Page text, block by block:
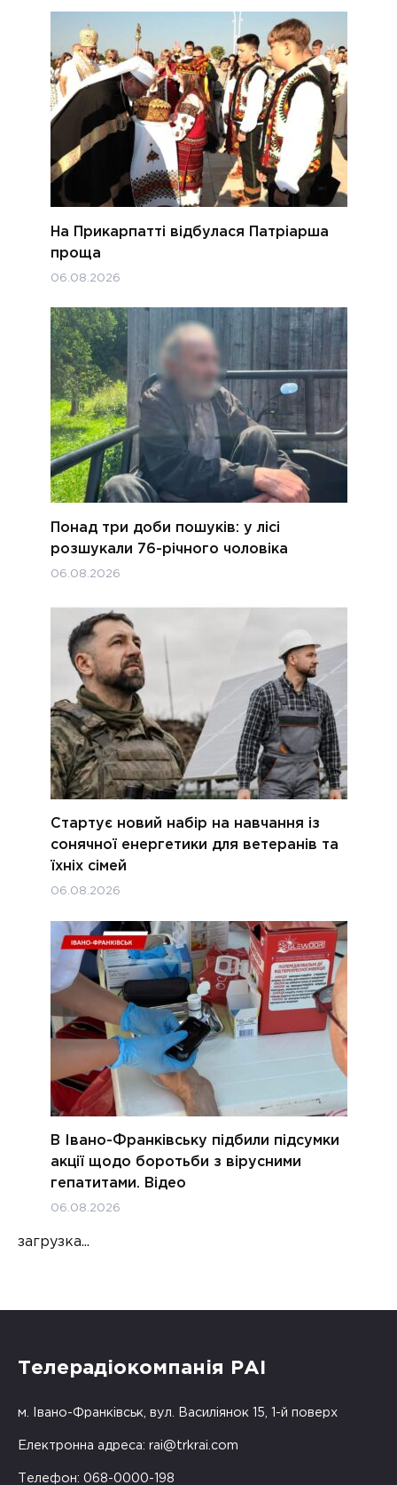
На Прикарпатті відбулася Патріарша
проща
06.08.2026
Понад три доби пошуків: у лісі
розшукали 76-річного чоловіка
06.08.2026
Стартує новий набір на навчання із
сонячної енергетики для ветеранів та
їхніх сімей
06.08.2026
В Івано-Франківську підбили підсумки
акції щодо боротьби з вірусними
гепатитами. Відео
06.08.2026
загрузка...
Телерадіокомпанія РАІ
м. Івано-Франківськ, вул. Василіянок 15, 1-й поверх
Електронна адреса: rai@trkrai.com
Телефон: 068-0000-198